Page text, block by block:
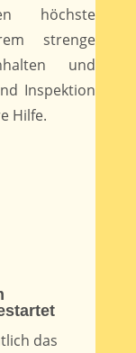
höchste
strenge
und
Inspektion
Hilfe.
das